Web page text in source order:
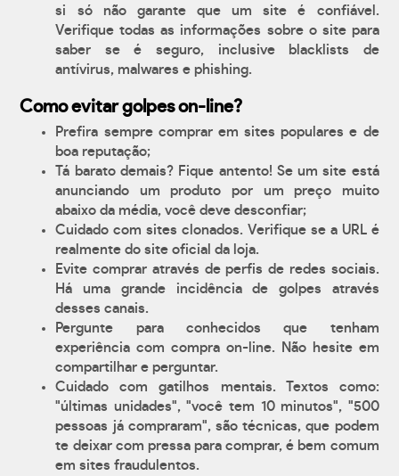
si só não garante que um site é confiável.
Verifique todas as informações sobre o site para
saber se é seguro, inclusive blacklists de
antívirus, malwares e phishing.
Como evitar golpes on-line?
Prefira sempre comprar em sites populares e de
boa reputação;
Tá barato demais? Fique antento! Se um site está
anunciando um produto por um preço muito
abaixo da média, você deve desconfiar;
Cuidado com sites clonados. Verifique se a URL é
realmente do site oficial da loja.
Evite comprar através de perfis de redes sociais.
Há uma grande incidência de golpes através
desses canais.
Pergunte para conhecidos que tenham
experiência com compra on-line. Não hesite em
compartilhar e perguntar.
Cuidado com gatilhos mentais. Textos como:
"últimas unidades", "você tem 10 minutos", "500
pessoas já compraram", são técnicas, que podem
te deixar com pressa para comprar, é bem comum
em sites fraudulentos.